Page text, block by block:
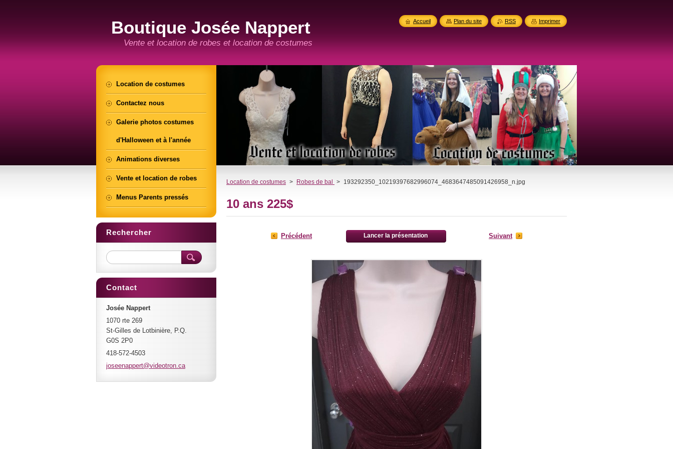
Boutique Josée Nappert
Vente et location de robes et location de costumes
Location de costumes > Robes de bal > 193292350_10219397682996074_4683647485091426958_n.jpg
10 ans 225$
Précédent Lancer la présentation Suivant
Location de costumes
Contactez nous
Galerie photos costumes
d'Halloween et à l'année
Animations diverses
Vente et location de robes
Menus Parents pressés
Rechercher
Contact
Josée Nappert
1070 rte 269
St-Gilles de Lotbinière, P.Q.
G0S 2P0
418-572-4503
joseenappert@videotron.ca
Accueil Plan du site RSS Imprimer